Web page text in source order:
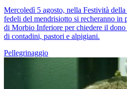
Mercoledì 5 agosto, nella Festività
fedeli del mendrisiotto si recheranno in
di Morbio Inferiore per chiedere il
di contadini, pastori e alpigiani.
Pellegrinaggio